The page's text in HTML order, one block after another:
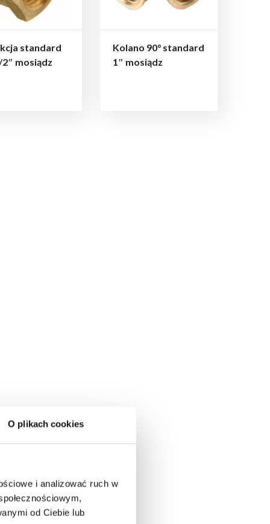
O plikach cookies
i analizować ruch w
od Ciebie lub
standard
mosiądz
Kolano 90° standard
1″ mosiądz